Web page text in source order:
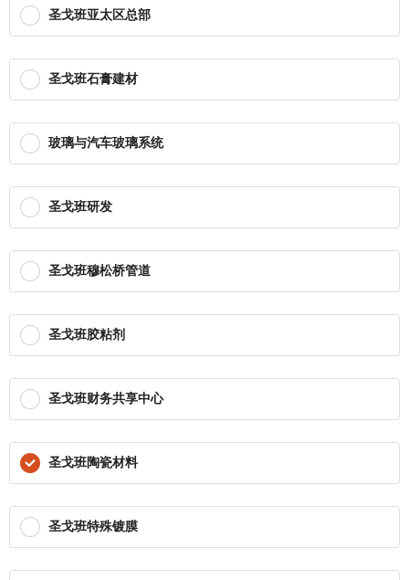
圣戈班亚太区总部
圣戈班石膏建材
玻璃与汽车玻璃系统
圣戈班研发
圣戈班穆松桥管道
圣戈班胶粘剂
圣戈班财务共享中心
圣戈班陶瓷材料
圣戈班特殊镀膜